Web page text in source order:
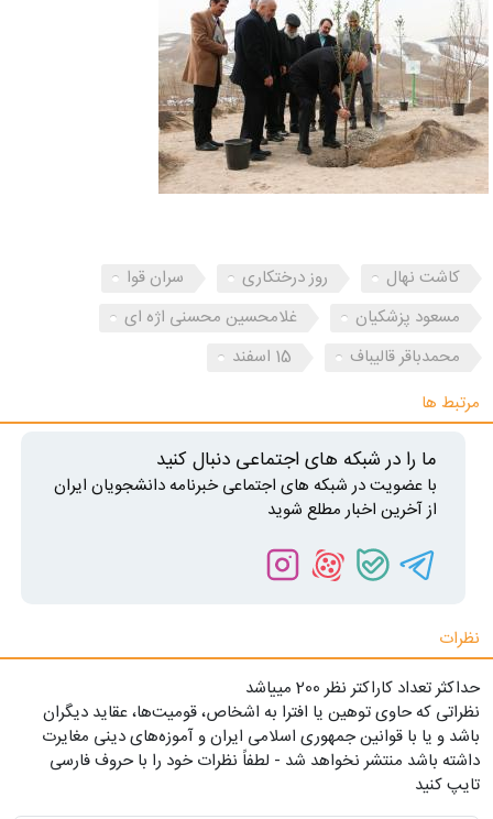
کاشت نهال روز درختکاری
سران قوا
مسعود پزشکیان
غلامحسین محسنی اژه ای
محمدباقر قالیباف
15 اسفند
مرتبط ها
ما را در شبکه های اجتماعی دنبال کنید
با عضویت در شبکه های اجتماعی خبرنامه دانشجویان ایران
از آخرین اخبار مطلع شوید
نظرات
حداکثر تعداد کاراکتر نظر 200 ميياشد
نظراتی که حاوی توهین یا افترا به اشخاص، قومیت‌ها، عقاید دیگران
باشد و یا با قوانین جمهوری اسلامی ایران و آموزه‌های دینی مغایرت
داشته باشد منتشر نخواهد شد - لطفاً نظرات خود را با حروف فارسی
تایپ کنید